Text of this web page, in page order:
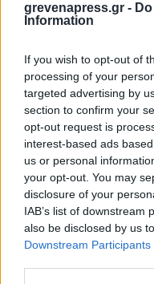
grevenapress.gr -
Information
If you wish to opt-out of
processing of your
targeted advertising by
section to confirm your
opt-out request is
interest-based ads
us or personal
your opt-out. You may
disclosure of your
IAB’s list of downstream
also be disclosed by us
Downstream Participants